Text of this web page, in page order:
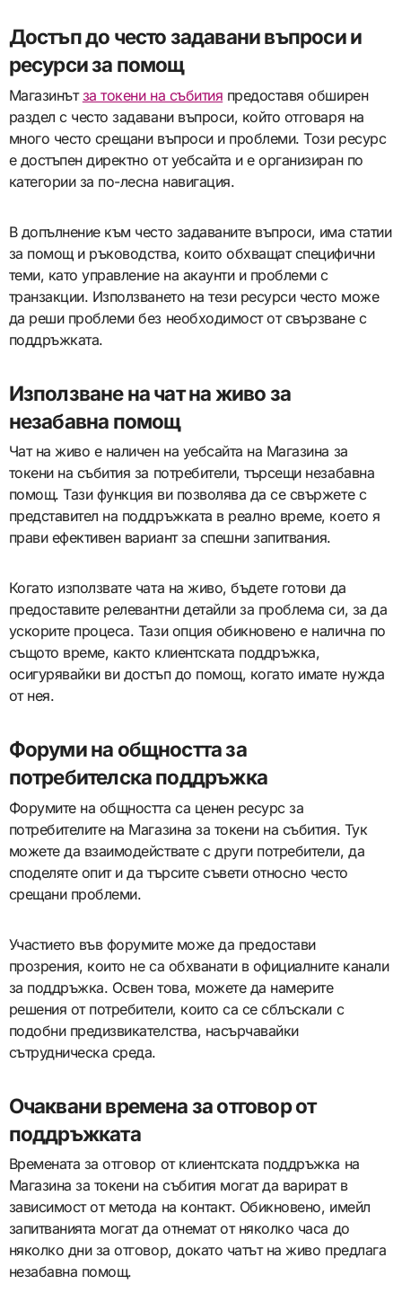
Достъп до често задавани въпроси и
ресурси за помощ
Магазинътза токени на събития предоставя обширен
раздел с често задавани въпроси, който отговаря на
много често срещани въпроси и проблеми. Този ресурс
е достъпен директно от уебсайта и е организиран по
категории за по-лесна навигация.
В допълнение към често задаваните въпроси, има статии
за помощ и ръководства, които обхващат специфични
теми, като управление на акаунти и проблеми с
транзакции. Използването на тези ресурси често може
да реши проблеми без необходимост от свързване с
поддръжката.
Използване на чат на живо за
незабавна помощ
Чат на живо е наличен на уебсайта на Магазина за
токени на събития за потребители, търсещи незабавна
помощ. Тази функция ви позволява да се свържете с
представител на поддръжката в реално време, което я
прави ефективен вариант за спешни запитвания.
Когато използвате чата на живо, бъдете готови да
предоставите релевантни детайли за проблема си, за да
ускорите процеса. Тази опция обикновено е налична по
същото време, както клиентската поддръжка,
осигурявайки ви достъп до помощ, когато имате нужда
от нея.
Форуми на общността за
потребителска поддръжка
Форумите на общността са ценен ресурс за
потребителите на Магазина за токени на събития. Тук
можете да взаимодействате с други потребители, да
споделяте опит и да търсите съвети относно често
срещани проблеми.
Участието във форумите може да предостави
прозрения, които не са обхванати в официалните канали
за поддръжка. Освен това, можете да намерите
решения от потребители, които са се сблъскали с
подобни предизвикателства, насърчавайки
сътрудническа среда.
Очаквани времена за отговор от
поддръжката
Времената за отговор от клиентската поддръжка на
Магазина за токени на събития могат да варират в
зависимост от метода на контакт. Обикновено, имейл
запитванията могат да отнемат от няколко часа до
няколко дни за отговор, докато чатът на живо предлага
незабавна помощ.